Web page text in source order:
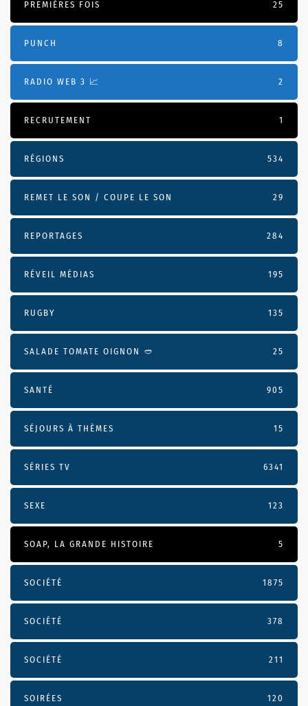
PREMIÈRES FOIS 25
PUNCH 8
RADIO WEB 3 📈 2
RECRUTEMENT 1
RÉGIONS 534
REMET LE SON / COUPE LE SON 29
REPORTAGES 284
RÉVEIL MÉDIAS 195
RUGBY 135
SALADE TOMATE OIGNON 🥙 25
SANTÉ 905
SÉJOURS À THÈMES 15
SÉRIES TV 6341
SEXE 123
SOAP, LA GRANDE HISTOIRE 5
SOCIÉTÉ 1875
SOCIÉTÉ 378
SOCIÉTÉ 211
SOIRÉES 120